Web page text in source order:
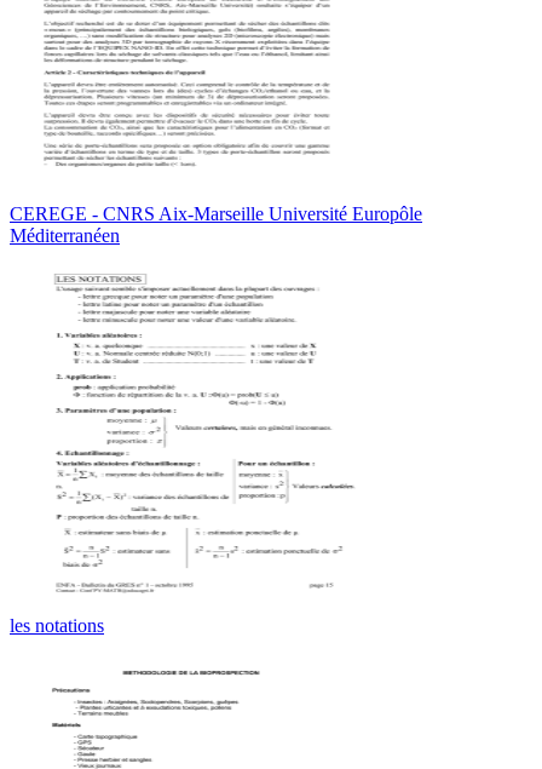
CEREGE - CNRS Aix-Marseille Université Europôle
Méditerranéen
les notations